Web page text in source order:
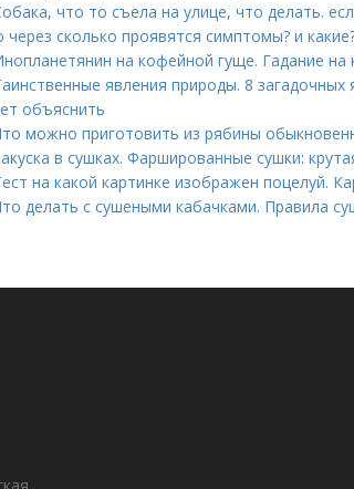
что то съела на улице, что делать.
через сколько проявятся симптомы? и
на кофейной гуще. Гадание
явления природы. 8
объяснить
можно приготовить из рябины
в сушках. Фаршированные сушки:
на какой картинке изображен поцелуй.
делать с сушеными кабачками. Правила